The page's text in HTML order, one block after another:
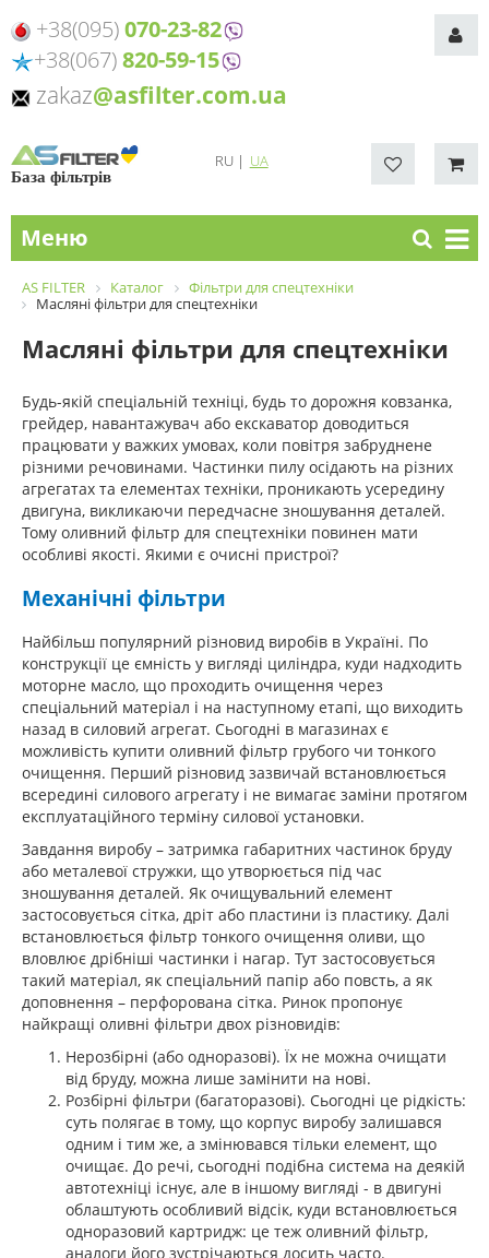
+38(095)070-23-82
+38(067)820-59-15
zakaz@asfilter.com.ua
База фільтрів
RU | UA
Меню
AS FILTER Каталог
Фільтри для спецтехніки
Масляні фільтри для спецтехніки
Масляні фільтри для спецтехніки
Будь-якій спеціальній техніці, будь то дорожня ковзанка,
грейдер, навантажувач або екскаватор доводиться
працювати у важких умовах, коли повітря забруднене
різними речовинами. Частинки пилу осідають на різних
агрегатах та елементах техніки, проникають усередину
двигуна, викликаючи передчасне зношування деталей.
Тому оливний фільтр для спецтехніки повинен мати
особливі якості. Якими є очисні пристрої?
Механічні фільтри
Найбільш популярний різновид виробів в Україні. По
конструкції це ємність у вигляді циліндра, куди надходить
моторне масло, що проходить очищення через
спеціальний матеріал і на наступному етапі, що виходить
назад в силовий агрегат. Сьогодні в магазинах є
можливість купити оливний фільтр грубого чи тонкого
очищення. Перший різновид зазвичай встановлюється
всередині силового агрегату і не вимагає заміни протягом
експлуатаційного терміну силової установки.
Завдання виробу – затримка габаритних частинок бруду
або металевої стружки, що утворюється під час
зношування деталей. Як очищувальний елемент
застосовується сітка, дріт або пластини із пластику. Далі
встановлюється фільтр тонкого очищення оливи, що
вловлює дрібніші частинки і нагар. Тут застосовується
такий матеріал, як спеціальний папір або повсть, а як
доповнення – перфорована сітка. Ринок пропонує
найкращі оливні фільтри двох різновидів:
Нерозбірні (або одноразові). Їх не можна очищати
від бруду, можна лише замінити на нові.
Розбірні фільтри (багаторазові). Сьогодні це рідкість:
суть полягає в тому, що корпус виробу залишався
одним і тим же, а змінювався тільки елемент, що
очищає. До речі, сьогодні подібна система на деякій
автотехніці існує, але в іншому вигляді - в двигуні
облаштують особливий відсік, куди встановлюється
одноразовий картридж: це теж оливний фільтр,
аналоги його зустрічаються досить часто.